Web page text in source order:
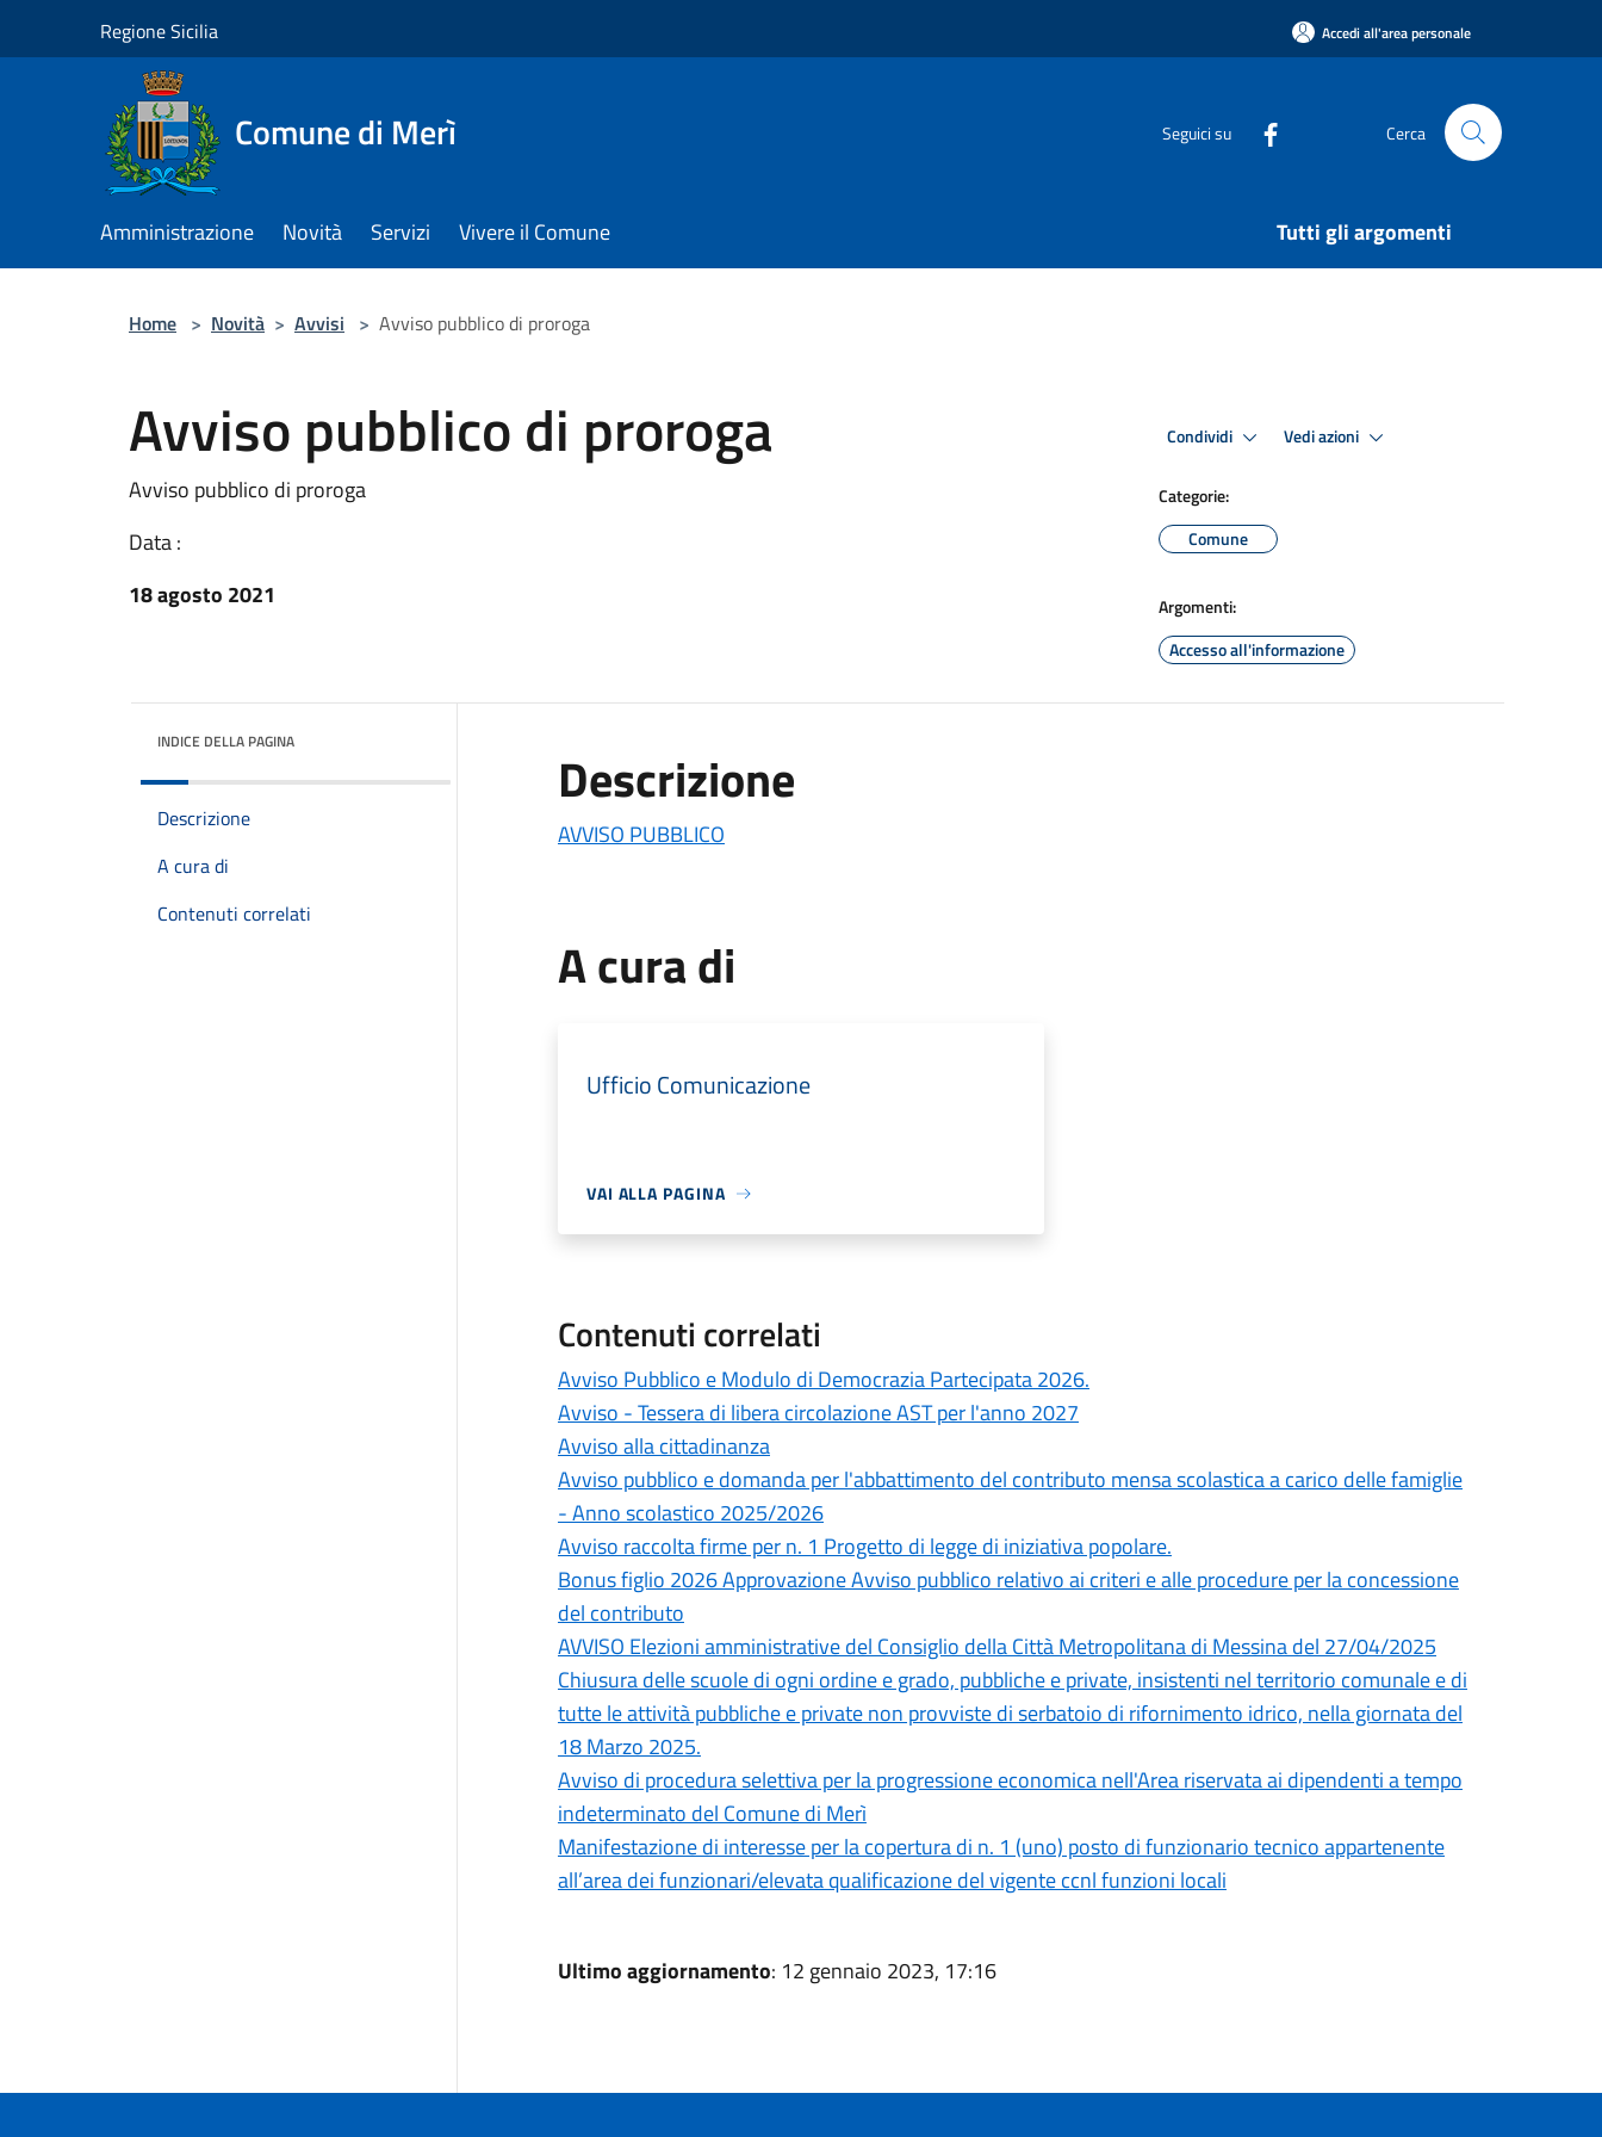
Regione Sicilia Accedi all'area personale
Comune di Merì Seguici su Cerca
Amministrazione Novità Servizi Vivere il Comune Tutti gli argomenti
Home > Novità > Avvisi > Avviso pubblico di proroga
Avviso pubblico di proroga
Avviso pubblico di proroga
Data :
18 agosto 2021
Condividi Vedi azioni
Categorie:
Comune
Argomenti:
Accesso all'informazione
INDICE DELLA PAGINA
Descrizione
A cura di
Contenuti correlati
Descrizione
AVVISO PUBBLICO
A cura di
Ufficio Comunicazione
VAI ALLA PAGINA
Contenuti correlati
Avviso Pubblico e Modulo di Democrazia Partecipata 2026.
Avviso - Tessera di libera circolazione AST per l'anno 2027
Avviso alla cittadinanza
Avviso pubblico e domanda per l'abbattimento del contributo mensa scolastica a carico delle famiglie
- Anno scolastico 2025/2026
Avviso raccolta firme per n. 1 Progetto di legge di iniziativa popolare.
Bonus figlio 2026 Approvazione Avviso pubblico relativo ai criteri e alle procedure per la concessione
del contributo
AVVISO Elezioni amministrative del Consiglio della Città Metropolitana di Messina del 27/04/2025
Chiusura delle scuole di ogni ordine e grado, pubbliche e private, insistenti nel territorio comunale e di
tutte le attività pubbliche e private non provviste di serbatoio di rifornimento idrico, nella giornata del
18 Marzo 2025.
Avviso di procedura selettiva per la progressione economica nell'Area riservata ai dipendenti a tempo
indeterminato del Comune di Merì
Manifestazione di interesse per la copertura di n. 1 (uno) posto di funzionario tecnico appartenente
all’area dei funzionari/elevata qualificazione del vigente ccnl funzioni locali
Ultimo aggiornamento: 12 gennaio 2023, 17:16